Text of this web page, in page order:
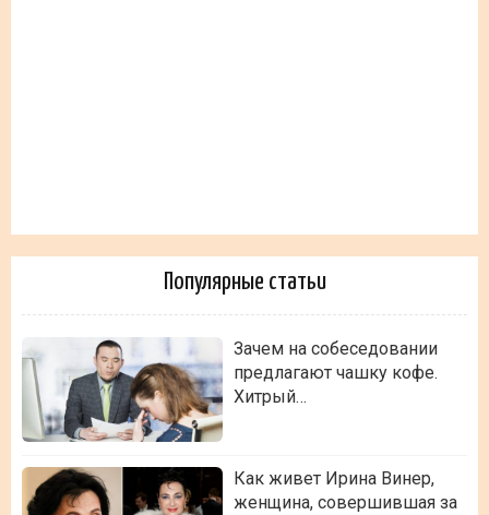
Популярные статьи
Зачем на собеседовании
предлагают чашку кофе.
Хитрый…
Как живет Ирина Винер,
женщина, совершившая за